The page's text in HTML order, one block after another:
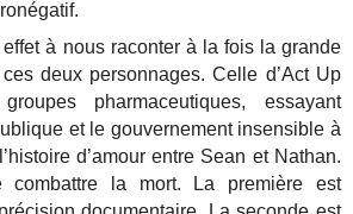
effet à nous raconter à la fois la grande
deux personnages. Celle d’Act Up
pharmaceutiques, essayant
et le gouvernement insensible à
d’amour entre Sean et Nathan.
combattre la mort. La première est